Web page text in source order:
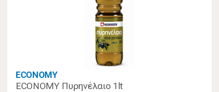
ECONOMY
ECONOMY Πυρηνέλαιο 1lt